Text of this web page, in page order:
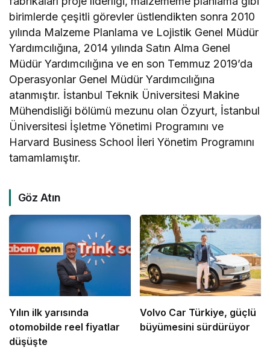
birimlerde çeşitli görevler üstlendikten sonra 2010
yılında Malzeme Planlama ve Lojistik Genel Müdür
Yardımcılığına, 2014 yılında Satın Alma Genel
Müdür Yardımcılığına ve en son Temmuz 2019’da
Operasyonlar Genel Müdür Yardımcılığına
atanmıştır. İstanbul Teknik Üniversitesi Makine
Mühendisliği bölümü mezunu olan Özyurt, İstanbul
Üniversitesi İşletme Yönetimi Programını ve
Harvard Business School İleri Yönetim Programını
tamamlamıştır.
Göz Atın
Yılın ilk yarısında
otomobilde reel fiyatlar
düşüşte
Volvo Car Türkiye, güçlü
büyümesini sürdürüyor